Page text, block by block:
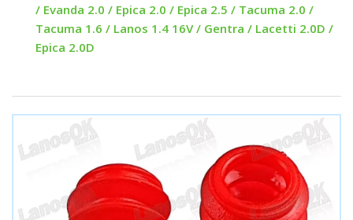
/ Evanda 2.0 / Epica 2.0 / Epica 2.5 / Tacuma 2.0 /
Tacuma 1.6 / Lanos 1.4 16V / Gentra / Lacetti 2.0D /
Epica 2.0D